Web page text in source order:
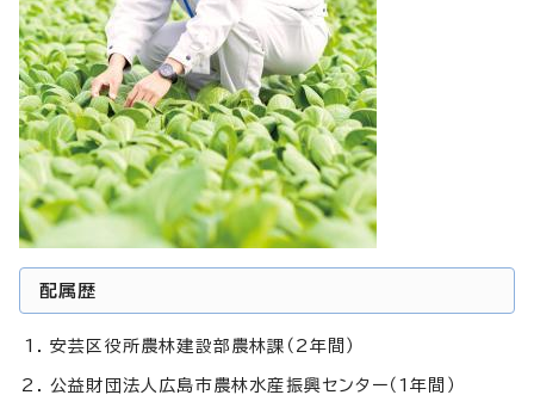
配属歴
安芸区役所農林建設部農林課（2年間）
公益財団法人広島市農林水産振興センター（1年間）